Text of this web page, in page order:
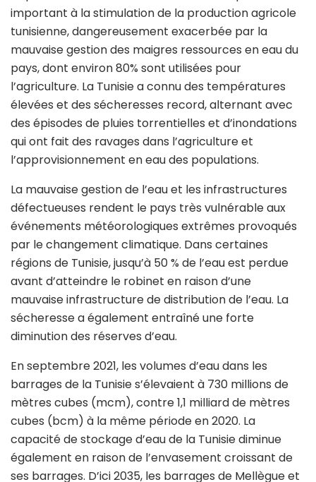
important à la stimulation de la production agricole
tunisienne, dangereusement exacerbée par la
mauvaise gestion des maigres ressources en eau du
pays, dont environ 80% sont utilisées pour
l’agriculture. La Tunisie a connu des températures
élevées et des sécheresses record, alternant avec
des épisodes de pluies torrentielles et d’inondations
qui ont fait des ravages dans l’agriculture et
l’approvisionnement en eau des populations.
La mauvaise gestion de l’eau et les infrastructures
défectueuses rendent le pays très vulnérable aux
événements météorologiques extrêmes provoqués
par le changement climatique. Dans certaines
régions de Tunisie, jusqu’à 50 % de l’eau est perdue
avant d’atteindre le robinet en raison d’une
mauvaise infrastructure de distribution de l’eau. La
sécheresse a également entraîné une forte
diminution des réserves d’eau.
En septembre 2021, les volumes d’eau dans les
barrages de la Tunisie s’élevaient à 730 millions de
mètres cubes (mcm), contre 1,1 milliard de mètres
cubes (bcm) à la même période en 2020. La
capacité de stockage d’eau de la Tunisie diminue
également en raison de l’envasement croissant de
ses barrages. D’ici 2035, les barrages de Mellègue et